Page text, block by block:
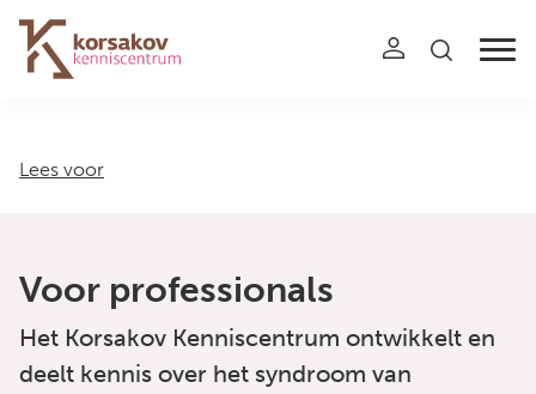
Navigation
Lees voor
Voor professionals
Het Korsakov Kenniscentrum ontwikkelt en
deelt kennis over het syndroom van